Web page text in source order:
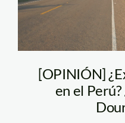
[OPINIÓN]
en el